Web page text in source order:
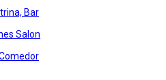
Bar
Salon